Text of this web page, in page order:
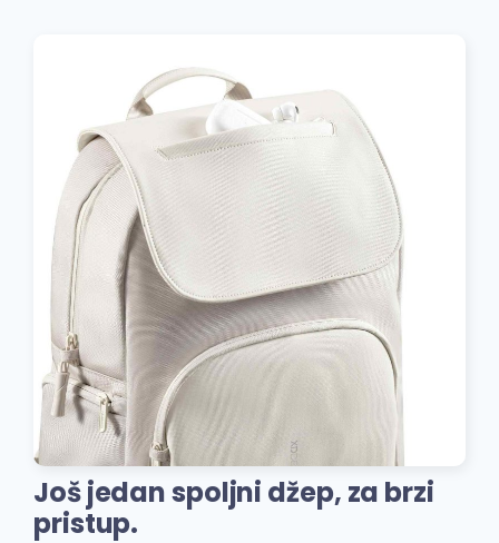
Još jedan spoljni džep, za brzi
pristup.